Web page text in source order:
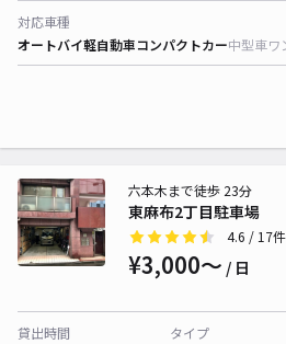
対応車種
オートバイ軽自動車コンパクトカー中型車ワ
東麻布2丁目駐車場
六本木まで徒歩 23分
4.6 / 17件
¥3,000〜 / 日
貸出時間 タイプ